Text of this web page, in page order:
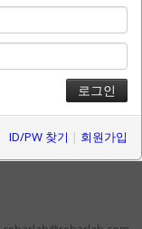
ID/PW 찾기 | 회원가입